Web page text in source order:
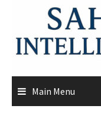
content
Main Menu